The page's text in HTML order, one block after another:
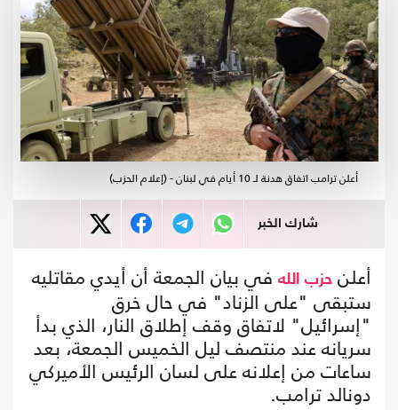
أعلن ترامب اتفاق هدنة لـ 10 أيام في لبنان - (إعلام الحزب)
شارك الخبر
أعلن حزب الله في بيان الجمعة أن أيدي مقاتليه
ستبقى "على الزناد" في حال خرق
"إسرائيل" لاتفاق وقف إطلاق النار، الذي بدأ
سريانه عند منتصف ليل الخميس الجمعة، بعد
ساعات من إعلانه على لسان الرئيس الأميركي
دونالد ترامب.